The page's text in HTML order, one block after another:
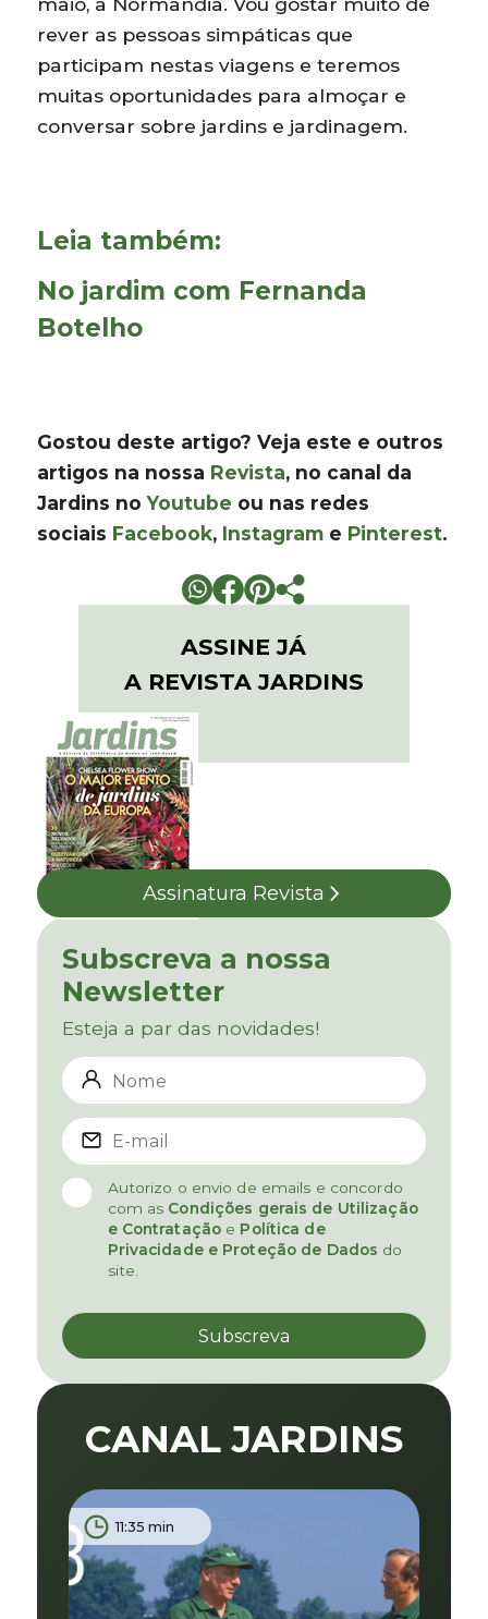
rever as pessoas simpáticas que
participam nestas viagens e teremos
muitas oportunidades para almoçar e
conversar sobre jardins e jardinagem.
Leia também:
No jardim com Fernanda
Botelho
Gostou deste artigo? Veja este e outros
artigos na nossa Revista, no canal da
Jardins noYoutube ou nas redes
sociais Facebook, Instagram e Pinterest.
ASSINE JÁ
A REVISTA JARDINS
Assinatura Revista
Subscreva a nossa
Newsletter
Esteja a par das novidades!
Autorizo o envio de emails e concordo
com as Condições gerais de Utilização
e Contratação e Política de
Privacidade e Proteção de Dados do
site.
CANAL JARDINS
11:35 min